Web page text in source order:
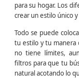
para su hogar. Los
crear un estilo único
Todo se puede
tu estilo y tu manera
no tiene límites,
filtros para que tu
natural acotando lo